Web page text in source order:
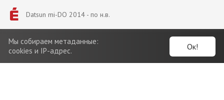
Datsun mi-DO 2014 - по н.в.
Мы собираем метаданные:
cookies и IP-адрес.
Ок!